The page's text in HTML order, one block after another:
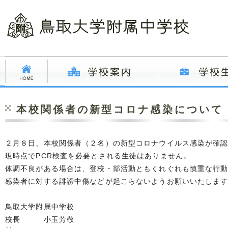
本校関係者の新型コロナ感染について
２月８日、本校関係者（２名）の新型コロナウイルス感染が確
現時点でPCR検査を必要とされる生徒はありません。
体調不良がある場合は、登校・部活動ともくれぐれも慎重な行
感染者に対する誹謗中傷などが起こらないようお願いいたしま
鳥取大学附属中学校
校長 小玉芳敬